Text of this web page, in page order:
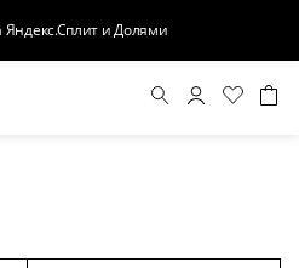
Яндекс.Сплит и Долями